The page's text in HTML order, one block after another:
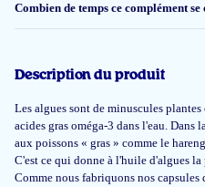
Heel goed
Dhr. en Mw. Bijl-Schuite
Fijne product
Combien de temps ce complément
Description du produit
Les algues sont de minuscules
acides gras oméga-3 dans l'eau. Dans
aux poissons « gras » comme le
C'est ce qui donne à l'huile d'algues
Comme nous fabriquons nos